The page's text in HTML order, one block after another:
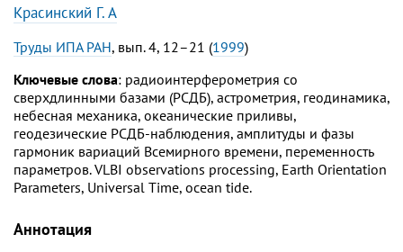
Красинский Г. А
Труды ИПА РАН, вып. 4, 12–21 (1999)
Ключевые слова: радиоинтерферометрия со
сверхдлинными базами (РСДБ), астрометрия, геодинамика,
небесная механика, океанические приливы,
геодезические РСДБ-наблюдения, амплитуды и фазы
гармоник вариаций Всемирного времени, переменность
параметров. VLBI observations processing, Earth Orientation
Parameters, Universal Time, ocean tide.
Аннотация